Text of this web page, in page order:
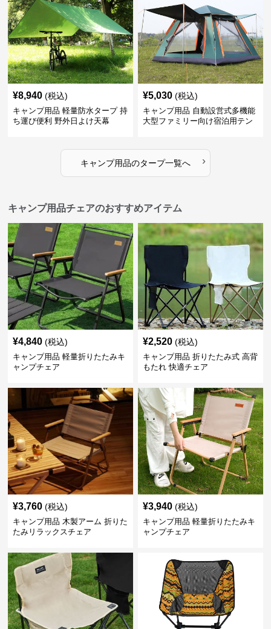
¥8,940 (税込)
キャンプ用品 軽量防水タープ 持
ち運び便利 野外日よけ天幕
¥5,030 (税込)
キャンプ用品 自動設営式多機能
大型ファミリー向け宿泊用テン
キャンプ用品のタープ一覧へ ›
キャンプ用品チェアのおすすめアイテム
¥4,840 (税込)
キャンプ用品 軽量折りたたみキ
ャンプチェア
¥2,520 (税込)
キャンプ用品 折りたたみ式 高背
もたれ 快適チェア
¥3,760 (税込)
キャンプ用品 木製アーム 折りた
たみリラックスチェア
¥3,940 (税込)
キャンプ用品 軽量折りたたみキ
ャンプチェア